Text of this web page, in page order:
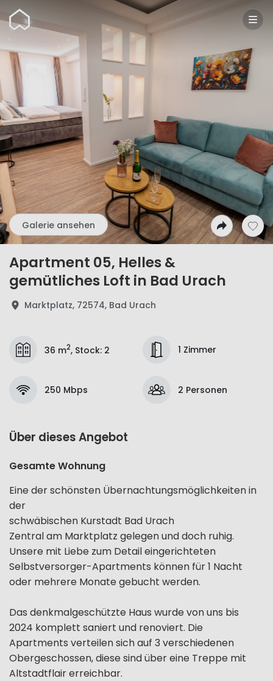
Wunderflats
Galerie ansehen
Apartment 05, Helles &
gemütliches Loft in Bad Urach
Marktplatz, 72574, Bad Urach
36 m2, Stock: 2 1 Zimmer
250 Mbps 2 Personen
Über dieses Angebot
Gesamte Wohnung
Eine der schönsten Übernachtungsmöglichkeiten in
der
schwäbischen Kurstadt Bad Urach
Zentral am Marktplatz gelegen und doch ruhig.
Unsere mit Liebe zum Detail eingerichteten
Selbstversorger-Apartments können für 1 Nacht
oder mehrere Monate gebucht werden.
Das denkmalgeschützte Haus wurde von uns bis
2024 komplett saniert und renoviert. Die
Apartments verteilen sich auf 3 verschiedenen
Obergeschossen, diese sind über eine Treppe mit
Altstadtflair erreichbar.